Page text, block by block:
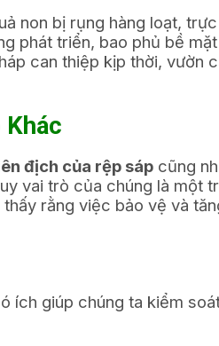
non bị rụng hàng loạt,
phát triển, bao phủ bề
can thiệp kịp thời,
Khác
địch của rệp sáp cũng
vai trò của chúng là một
rằng việc bảo vệ và
ích giúp chúng ta kiểm